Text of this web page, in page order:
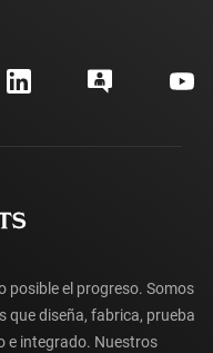
myTI
posible el progreso. Somos
que diseña, fabrica, prueba
e integrado. Nuestros